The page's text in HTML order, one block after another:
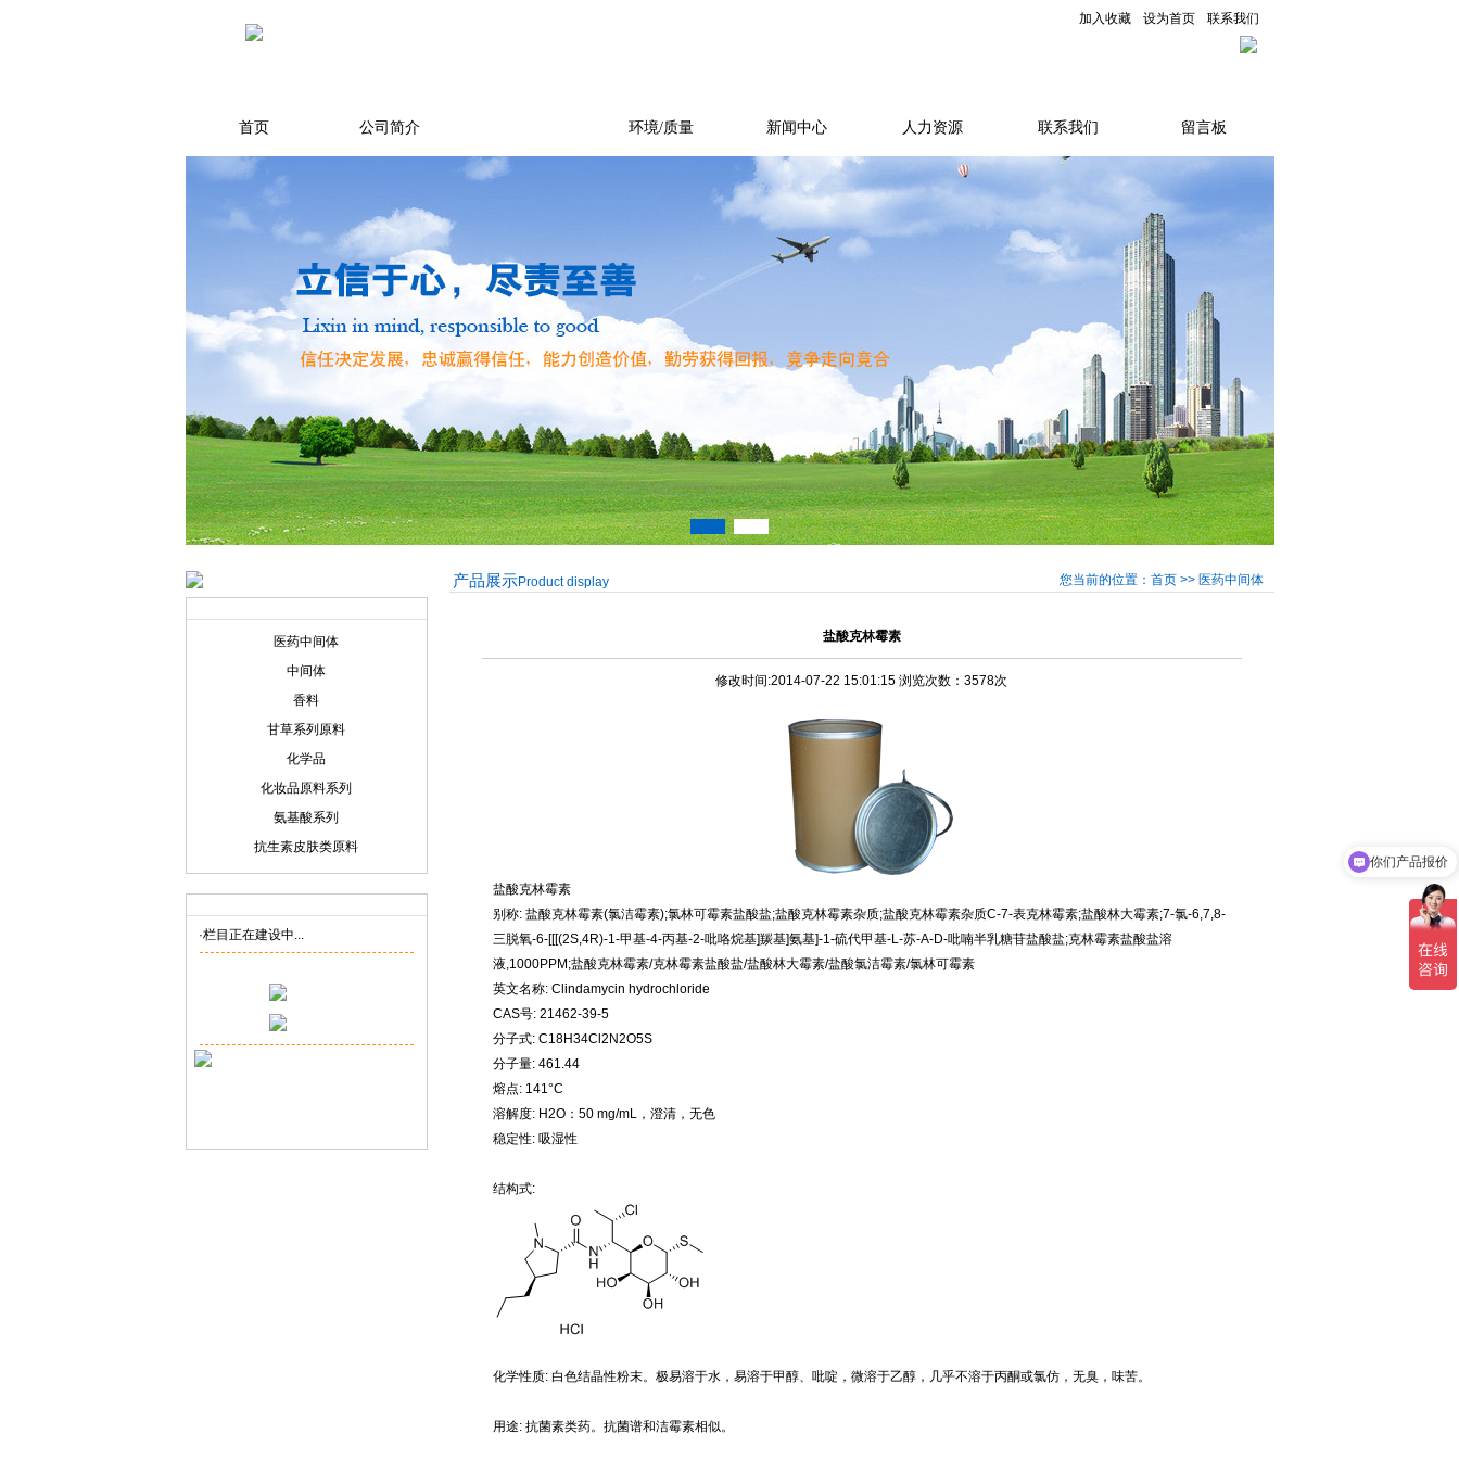
加入收藏 设为首页 联系我们
首页 公司简介 环境/质量 新闻中心 人力资源 联系我们 留言板
医药中间体
中间体
香料
甘草系列原料
化学品
化妆品原料系列
氨基酸系列
抗生素皮肤类原料
·栏目正在建设中...
您当前的位置：首页 >> 医药中间体
产品展示Product display
盐酸克林霉素
修改时间:2014-07-22 15:01:15 浏览次数：3578次
盐酸克林霉素
别称: 盐酸克林霉素(氯洁霉素);氯林可霉素盐酸盐;盐酸克林霉素杂质;盐酸克林霉素杂质C-7-表克林霉素;盐酸林大霉素;7-氯-6,7,8-
三脱氧-6-[[[(2S,4R)-1-甲基-4-丙基-2-吡咯烷基]羰基]氨基]-1-硫代甲基-L-苏-Α-D-吡喃半乳糖苷盐酸盐;克林霉素盐酸盐溶
液,1000PPM;盐酸克林霉素/克林霉素盐酸盐/盐酸林大霉素/盐酸氯洁霉素/氯林可霉素
英文名称: Clindamycin hydrochloride
CAS号: 21462-39-5
分子式: C18H34Cl2N2O5S
分子量: 461.44
熔点: 141°C
溶解度: H2O：50 mg/mL，澄清，无色
稳定性: 吸湿性
结构式:
化学性质: 白色结晶性粉末。极易溶于水，易溶于甲醇、吡啶，微溶于乙醇，几乎不溶于丙酮或氯仿，无臭，味苦。
用途: 抗菌素类药。抗菌谱和洁霉素相似。
你们产品报价